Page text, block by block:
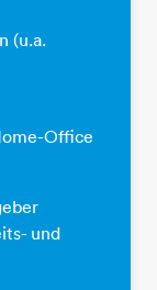
(u.a.
Office
und